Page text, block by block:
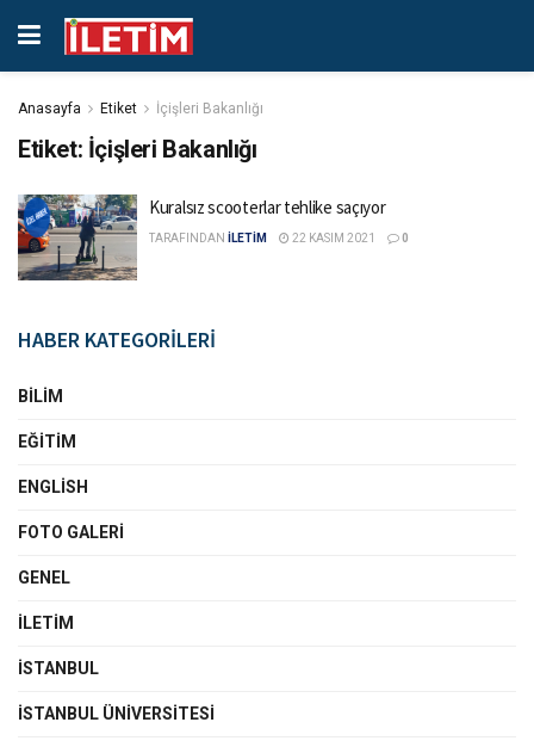
Anasayfa Etiket İçişleri Bakanlığı
Etiket: İçişleri Bakanlığı
Kuralsız scooterlar tehlike saçıyor
TARAFINDAN İLETİM 22 KASIM 2021 0
HABER KATEGORİLERİ
BILIM
EĞITIM
ENGLISH
FOTO GALERI
GENEL
İLETIM
İSTANBUL
İSTANBUL ÜNIVERSITESI